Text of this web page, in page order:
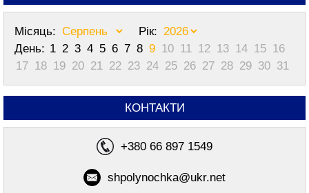
Місяць:
Рік:
День: 1 2 3 4 5 6 7 8 9 10 11 12 13 14 15 16
17 18 19 20 21 22 23 24 25 26 27 28 29 30 31
КОНТАКТИ
+380 66 897 1549
shpolynochka@ukr.net